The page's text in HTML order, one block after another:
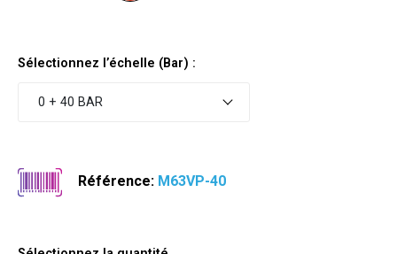
Sélectionnez l’échelle (Bar) :
0 + 40 BAR
Référence: M63VP-40